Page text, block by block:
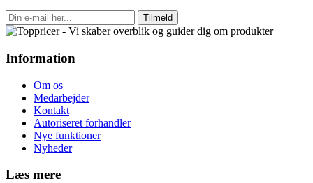
Tilmeld
Information
Om os
Medarbejder
Kontakt
Autoriseret forhandler
Nye funktioner
Nyheder
Læs mere